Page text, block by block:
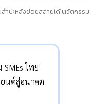
ำปะหลังย่อยสลายได้ นวัตกรรม
ไทย
นต์สู่อนาคต